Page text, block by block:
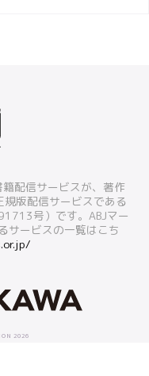
配信サービスが、著作
版配信サービスである
号）です。ABJマー
サービスの一覧はこち
2026